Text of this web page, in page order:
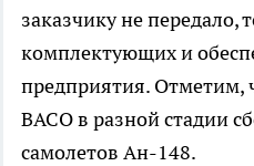
заказчику не передало,
комплектующих и
предприятия. Отметим,
ВАСО в разной стадии
самолетов Ан-148.